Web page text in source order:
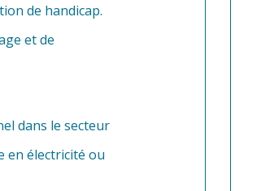
de handicap.
et de
dans le secteur
en électricité ou